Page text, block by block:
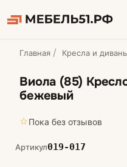
Главная Кресла и
Виола (85)
бежевый
☆Пока без отзывов
Артикул019-017